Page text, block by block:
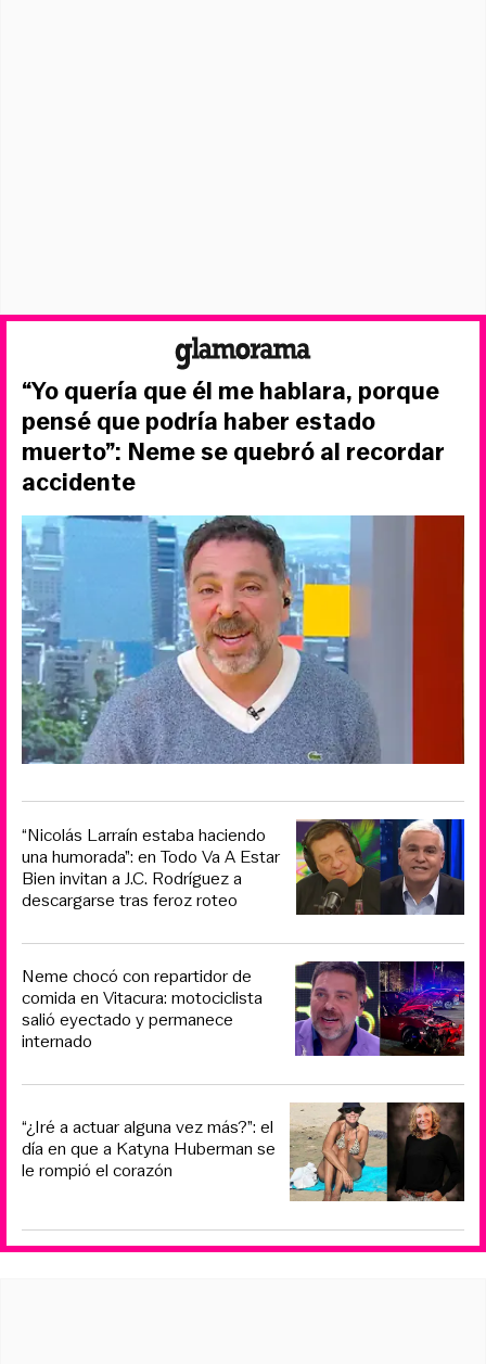
“Yo quería que él me hablara, porque
pensé que podría haber estado
muerto”: Neme se quebró al recordar
accidente
“Nicolás Larraín estaba haciendo
una humorada”: en Todo Va A Estar
Bien invitan a J.C. Rodríguez a
descargarse tras feroz roteo
Neme chocó con repartidor de
comida en Vitacura: motociclista
salió eyectado y permanece
internado
“¿Iré a actuar alguna vez más?”: el
día en que a Katyna Huberman se
le rompió el corazón